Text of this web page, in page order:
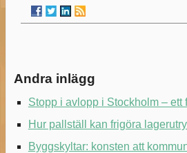
Andra inlägg
Stopp i avlopp i Stockholm – ett
Hur pallställ kan frigöra
Byggskyltar: konsten att